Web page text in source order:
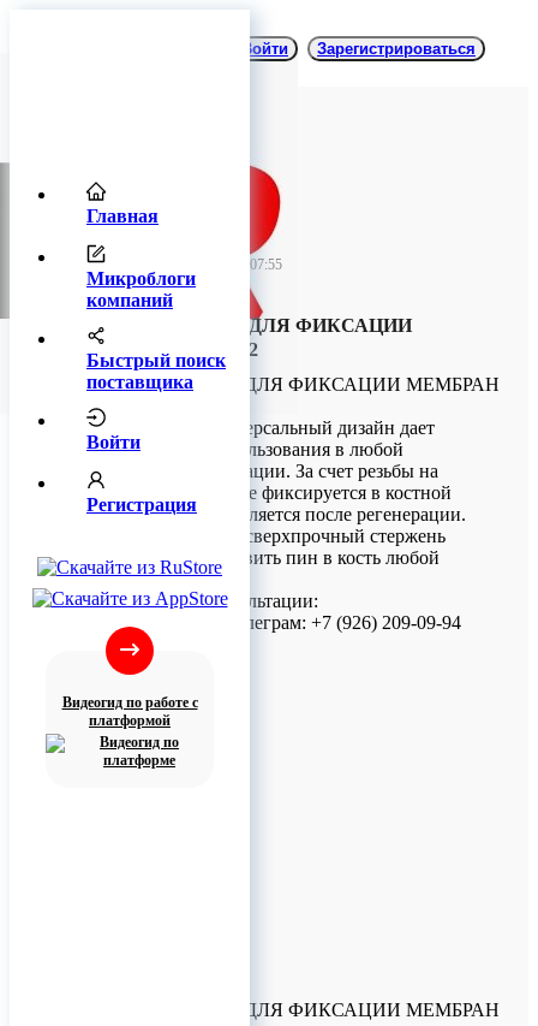
Главная
Микроблоги
компаний
Быстрый поиск
поставщика
Войти
Регистрация
Видеогид по работе с
платформой
Войти Зарегистрироваться
23 января 2026 07:55
ПИН УДАРНЫЙ ДЛЯ ФИКСАЦИИ
МЕМБРАН ТИП 2
ПИН УДАРНЫЙ ДЛЯ ФИКСАЦИИ МЕМБРАН
ТИП 2
Назначение: Универсальный дизайн дает
возможность использования в любой
клинической ситуации. За счет резьбы на
стержне пин лучше фиксируется в костной
ткани и проще удаляется после регенерации.
Острый кончик и сверхпрочный стержень
позволяют установить пин в кость любой
плотности.
Для заказа и консультации:
Телефон/МАХ, Телеграм: +7 (926) 209-09-94
ПИН УДАРНЫЙ ДЛЯ ФИКСАЦИИ МЕМБРАН